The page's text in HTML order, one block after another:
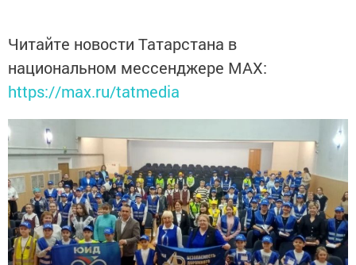
Читайте новости Татарстана в
национальном мессенджере MАХ:
https://max.ru/tatmedia